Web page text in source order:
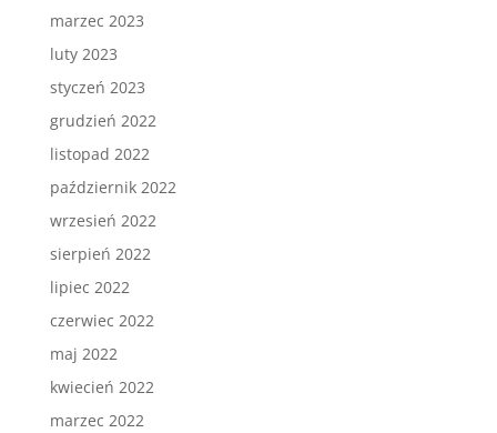
marzec 2023
luty 2023
styczeń 2023
grudzień 2022
listopad 2022
październik 2022
wrzesień 2022
sierpień 2022
lipiec 2022
czerwiec 2022
maj 2022
kwiecień 2022
marzec 2022